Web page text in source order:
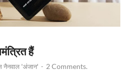
हैं
नैनवाल 'अंजान' - 2 Comments.